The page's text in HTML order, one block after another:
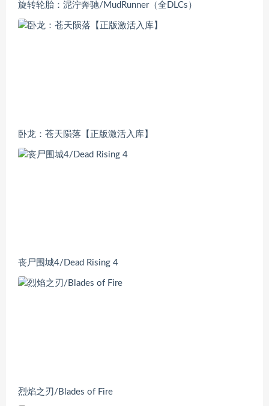
旋转轮胎：泥泞奔驰/MudRunner（全DLCs）
卧龙：苍天陨落【正版激活入库】
丧尸围城4/Dead Rising 4
烈焰之刃/Blades of Fire